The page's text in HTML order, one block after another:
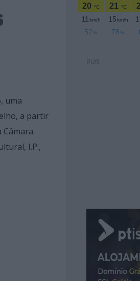
uma
a partir
Câmara
I.P.,
PUB